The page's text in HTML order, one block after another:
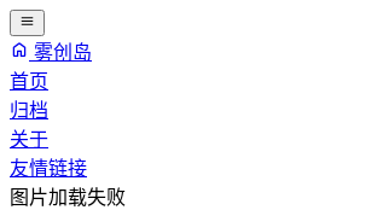
雾创岛
首页
归档
关于
友情链接
图片加载失败